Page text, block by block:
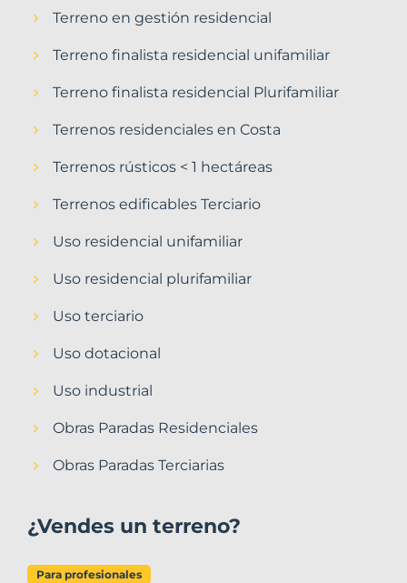
Terreno en gestión residencial
Terreno finalista residencial unifamiliar
Terreno finalista residencial Plurifamiliar
Terrenos residenciales en Costa
Terrenos rústicos < 1 hectáreas
Terrenos edificables Terciario
Uso residencial unifamiliar
Uso residencial plurifamiliar
Uso terciario
Uso dotacional
Uso industrial
Obras Paradas Residenciales
Obras Paradas Terciarias
¿Vendes un terreno?
Para profesionales